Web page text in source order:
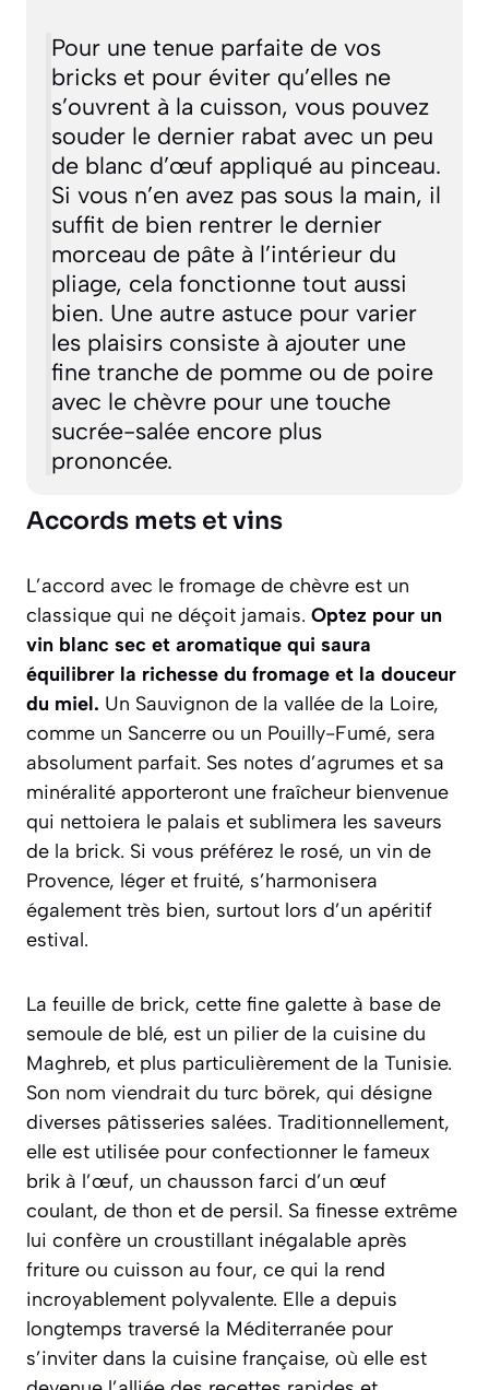
Pour une tenue parfaite de vos
bricks et pour éviter qu’elles ne
s’ouvrent à la cuisson, vous pouvez
souder le dernier rabat avec un peu
de blanc d’œuf appliqué au pinceau.
Si vous n’en avez pas sous la main, il
suffit de bien rentrer le dernier
morceau de pâte à l’intérieur du
pliage, cela fonctionne tout aussi
bien. Une autre astuce pour varier
les plaisirs consiste à ajouter une
fine tranche de pomme ou de poire
avec le chèvre pour une touche
sucrée-salée encore plus
prononcée.
Accords mets et vins
L’accord avec le fromage de chèvre est un
classique qui ne déçoit jamais. Optez pour un
vin blanc sec et aromatique qui saura
équilibrer la richesse du fromage et la douceur
du miel. Un Sauvignon de la vallée de la Loire,
comme un Sancerre ou un Pouilly-Fumé, sera
absolument parfait. Ses notes d’agrumes et sa
minéralité apporteront une fraîcheur bienvenue
qui nettoiera le palais et sublimera les saveurs
de la brick. Si vous préférez le rosé, un vin de
Provence, léger et fruité, s’harmonisera
également très bien, surtout lors d’un apéritif
estival.
La feuille de brick, cette fine galette à base de
semoule de blé, est un pilier de la cuisine du
Maghreb, et plus particulièrement de la Tunisie.
Son nom viendrait du turc börek, qui désigne
diverses pâtisseries salées. Traditionnellement,
elle est utilisée pour confectionner le fameux
brik à l’œuf, un chausson farci d’un œuf
coulant, de thon et de persil. Sa finesse extrême
lui confère un croustillant inégalable après
friture ou cuisson au four, ce qui la rend
incroyablement polyvalente. Elle a depuis
longtemps traversé la Méditerranée pour
s’inviter dans la cuisine française, où elle est